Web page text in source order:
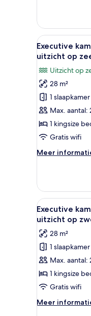
1
twee-
of
2
Alle
foto's
Executive
kamer,
twee-
of
2
uitzicht
laden
7
Executive
uitzicht op
Uitzicht op
28 m²
1 slaapkamer
Max. aantal:
1 kingsize
Gratis wifi
Meer
Meer
kamer,
twee-
of
uitzicht
op
zee
Alle
foto's
voor
Executive
kamer,
1
twee-
of
2
7
Executive
uitzicht op
28 m²
1 slaapkamer
Max. aantal:
1 kingsize
Gratis wifi
Meer
Meer